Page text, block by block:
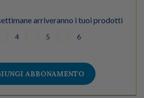
arriveranno i tuoi prodotti
4 5 6
ABBONAMENTO